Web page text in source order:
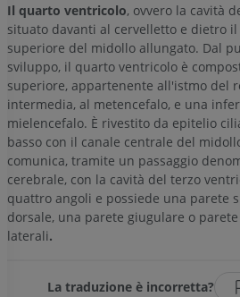
Il quarto ventricolo, ovvero la cavità
situato davanti al cervelletto e dietro
superiore del midollo allungato. Dal
sviluppo, il quarto ventricolo è
superiore, appartenente all'istmo del
intermedia, al metencefalo, e una
mielencefalo. È rivestito da epitelio
basso con il canale centrale del
comunica, tramite un passaggio
cerebrale, con la cavità del terzo
quattro angoli e possiede una parete
dorsale, una parete giugulare o
laterali.
La traduzione è incorretta?